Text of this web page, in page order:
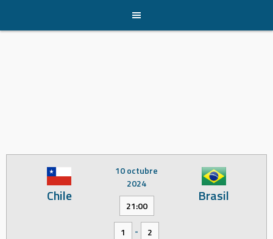
content
Chile Brasil
10 octubre
2024
21:00
1 -
2